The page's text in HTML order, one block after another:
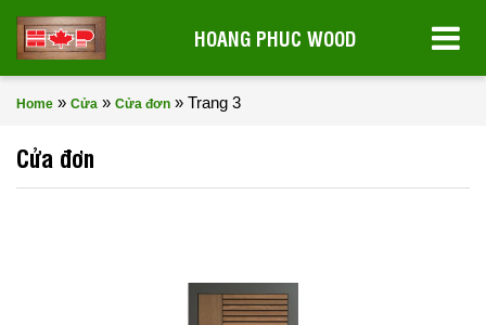
HOANG PHUC WOOD
Home » Cửa » Cửa đơn » Trang 3
Cửa đơn